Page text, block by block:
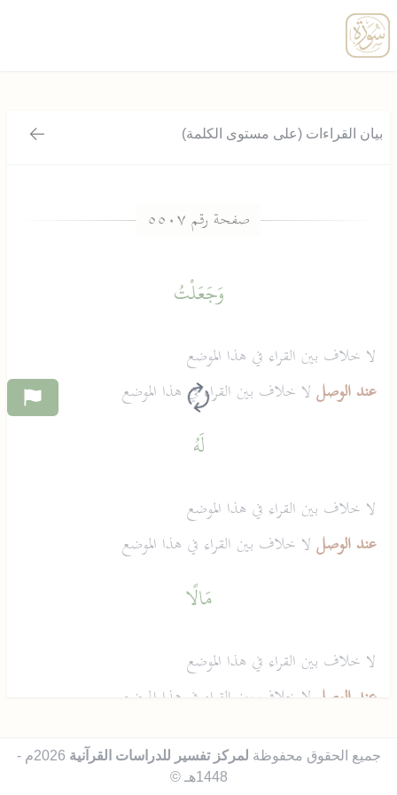
بيان القراءات (على مستوى الكلمة)
رجوع
وَجَعَلْتُ
لا خلاف بين القراء في هذا الموضع
عند الوصللا خلاف بين القراء في هذا الموضع
لَهُ
لا خلاف بين القراء في هذا الموضع
عند الوصللا خلاف بين القراء في هذا الموضع
مَالًا
لا خلاف بين القراء في هذا الموضع
عند الوصل لا خلاف بين القراء في هذا الموضع
مَمْدُودًا جميع الحقوق محفوظة لمركز تفسير للدراسات القرآنية
2026م -
1448هـ ©